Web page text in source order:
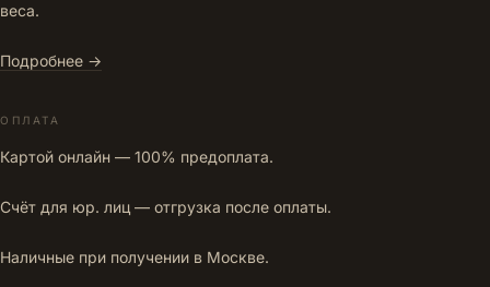
веса.
Подробнее →
ОПЛАТА
Картой онлайн — 100% предоплата.
Счёт для юр. лиц — отгрузка после оплаты.
Наличные при получении в Москве.